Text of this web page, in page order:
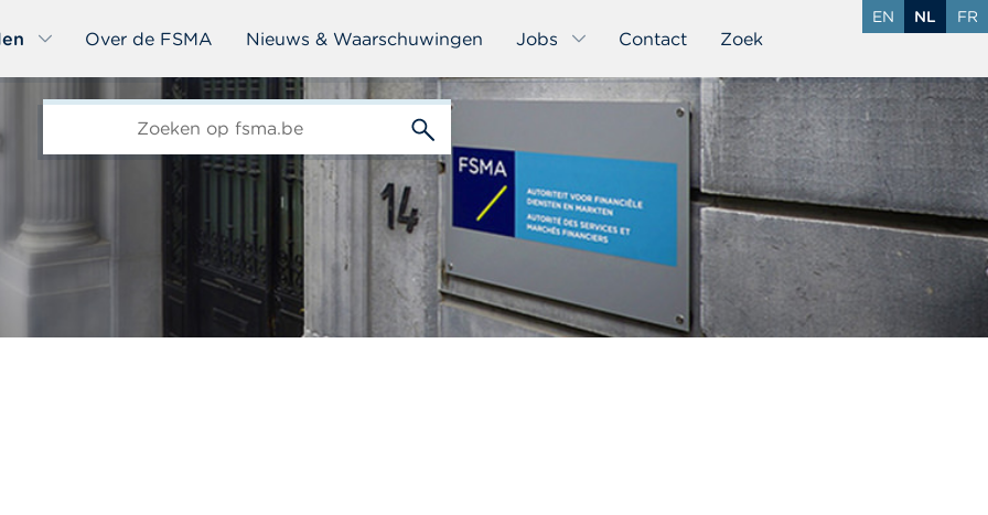
Over de FSMA Nieuws & Waarschuwingen Jobs Contact Zoek
EN NL FR